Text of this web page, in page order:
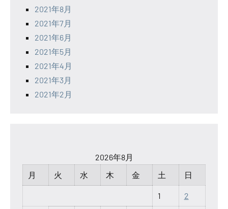
2021年8月
2021年7月
2021年6月
2021年5月
2021年4月
2021年3月
2021年2月
2026年8月
月
火 水 木 金 土 日
1 2